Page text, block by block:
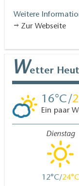
Weitere
Zur Webseite
Wetter
16
Ein paar
Dienstag
12 24